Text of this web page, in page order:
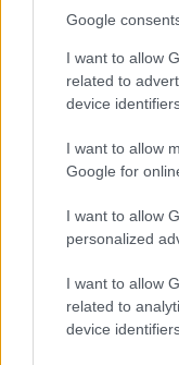
Google
I want to allow
related to
device
I want to allow
Google for
I want to allow
personalized
I want to allow
related to
device
Syndication
Globalist
Globalscience
Globalsport